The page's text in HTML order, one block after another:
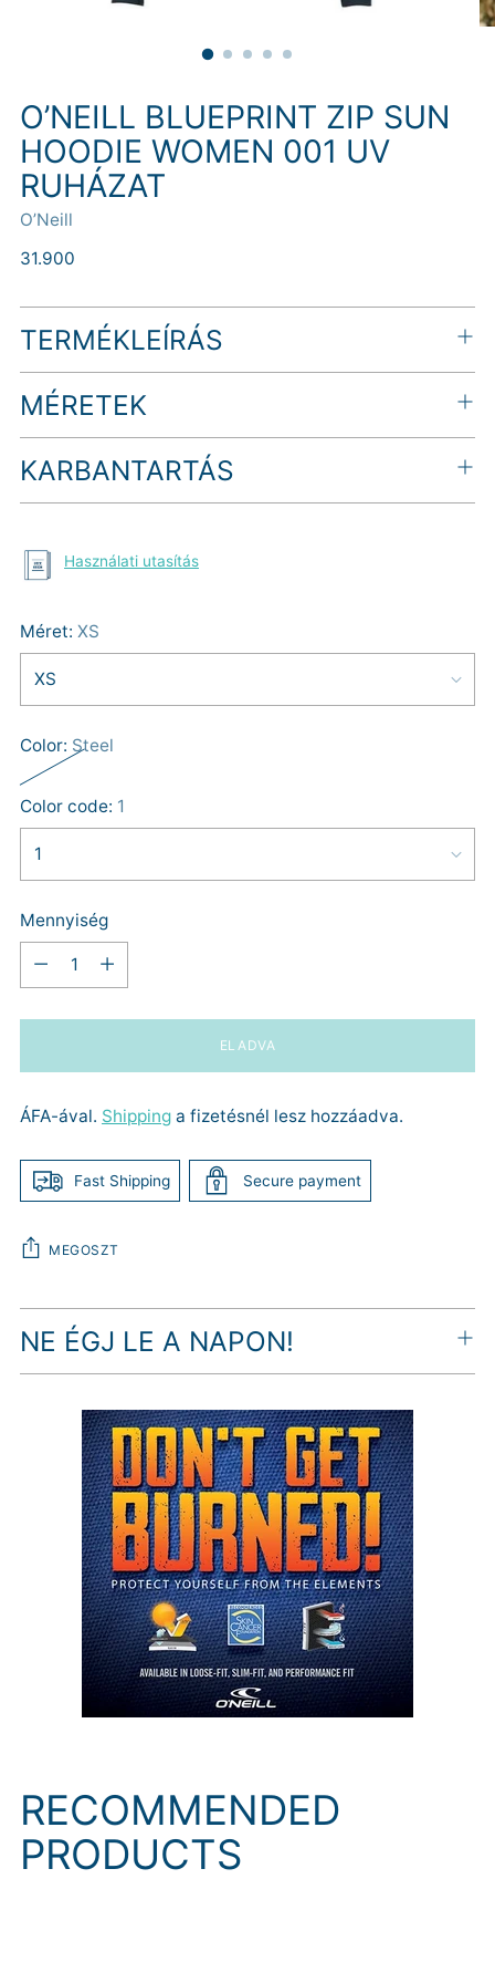
O’NEILL BLUEPRINT ZIP SUN
HOODIE WOMEN 001 UV
RUHÁZAT
O’Neill
Normál
31.900
TERMÉKLEÍRÁS
MÉRETEK
KARBANTARTÁS
Használati utasítás
Méret: XS
Color: Steel
Color code: 1
Mennyiség
Mennyiség
ELADVA
ÁFA-ával. Shipping a fizetésnél lesz hozzáadva.
Fast Shipping Secure payment
MEGOSZT
Termék
hozzáadása
NE ÉGJ LE A NAPON!
RECOMMENDED
PRODUCTS